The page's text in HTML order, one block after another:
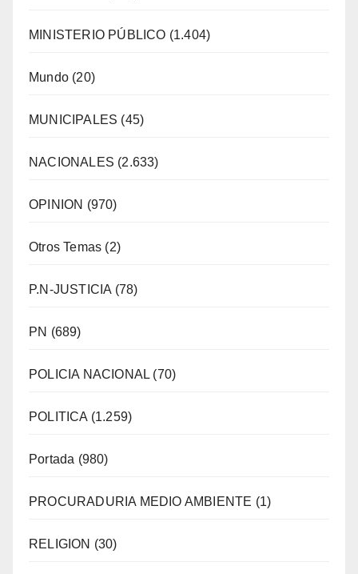
MINISTERIO PÚBLICO (1.404)
Mundo (20)
MUNICIPALES (45)
NACIONALES (2.633)
OPINION (970)
Otros Temas (2)
P.N-JUSTICIA (78)
PN (689)
POLICIA NACIONAL (70)
POLITICA (1.259)
Portada (980)
PROCURADURIA MEDIO AMBIENTE (1)
RELIGION (30)